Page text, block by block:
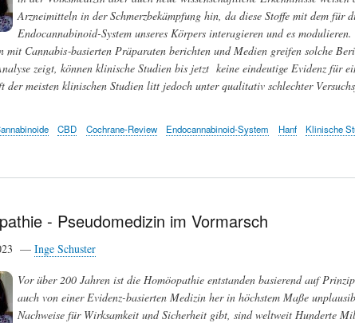
Arzneimitteln in der Schmerzbekämpfung hin, da diese Stoffe mit dem für
Endocannabinoid-System unseres Körpers interagieren und es
mit Cannabis‐basierten Präparaten berichten und Medien greifen solche
zeigt, können klinische Studien bis jetzt keine eindeutige Evidenz für
der meisten klinischen Studien litt jedoch unter qualitativ schlechter
CBD Cochrane-Review Endocannabinoid-System Hanf Klinische
- Pseudomedizin im Vormarsch
— Inge Schuster
Vor über 200 Jahren ist die Homöopathie entstanden basierend auf
auch von einer Evidenz-basierten Medizin her in höchstem Maße
Nachweise für Wirksamkeit und Sicherheit gibt, sind weltweit Hunderte